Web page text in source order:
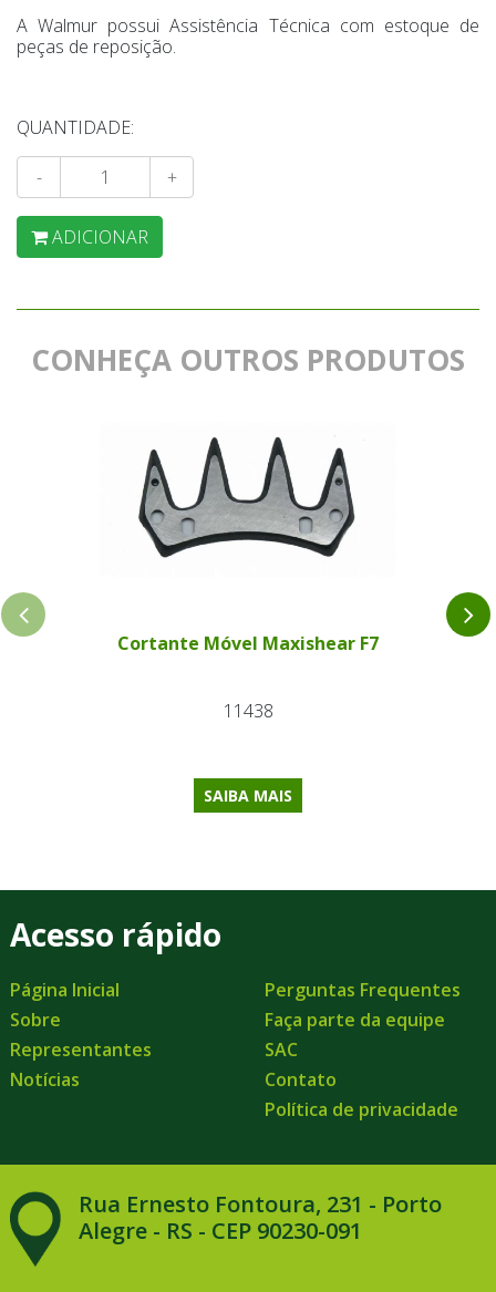
A Walmur possui Assistência Técnica com estoque de
peças de reposição.
QUANTIDADE:
- +
ADICIONAR
CONHEÇA OUTROS PRODUTOS
Cortante Móvel Maxishear F7
11438
SAIBA MAIS
Acesso rápido
Página Inicial
Sobre
Representantes
Notícias
Perguntas Frequentes
Faça parte da equipe
SAC
Contato
Política de privacidade
Rua Ernesto Fontoura, 231 - Porto
Alegre - RS - CEP 90230-091